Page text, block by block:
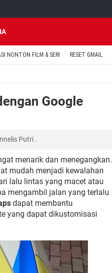
NONTON FILM & SERI RESET GMAIL
Google
Putri .
menarik dan menegangkan.
mudah menjadi kewalahan
lalu lintas yang macet atau
mengambil jalan yang terlalu
dapat membantu
yang dapat dikustomisasi